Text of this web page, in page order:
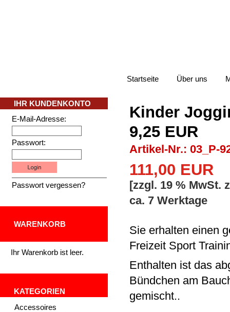
Startseite Über uns
IHR KUNDENKONTO
E-Mail-Adresse:
Passwort:
Passwort vergessen?
WARENKORB
Ihr Warenkorb ist leer.
KATEGORIEN
Accessoires
Kinder
9,25 EUR
Artikel-Nr.: 03_P-
111,00 EUR
[zzgl. 19 % MwSt.
ca. 7 Werktage
Sie erhalten einen
Freizeit Sport
Enthalten ist das
Bündchen am
gemischt..